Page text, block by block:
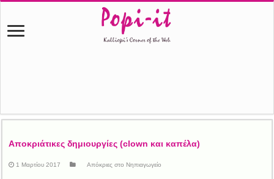
Αποκριάτικες δημιουργίες (clown και καπέλα)
1 Μαρτίου 2017 Απόκριες στο Νηπιαγωγείο